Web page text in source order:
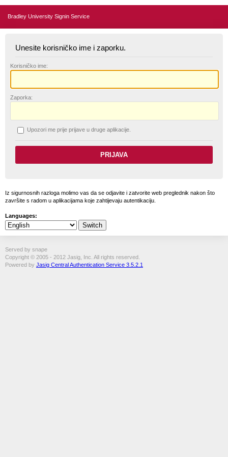
Bradley University Signin Service
Unesite korisničko ime i zaporku.
Korisničko ime:
Zaporka:
Upozori me prije prijave u druge aplikacije.
Iz sigurnosnih razloga molimo vas da se odjavite i zatvorite web preglednik nakon što
završite s radom u aplikacijama koje zahtijevaju autentikaciju.
Languages:
Served by snape
Copyright © 2005 - 2012 Jasig, Inc. All rights reserved.
Powered by Jasig Central Authentication Service 3.5.2.1